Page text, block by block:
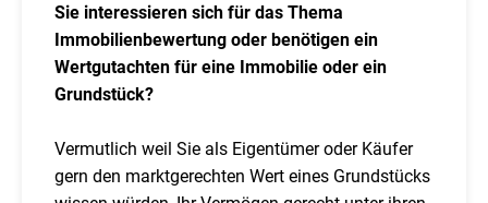
Sie interessieren sich für das Thema
Immobilienbewertung oder benötigen ein
Wertgutachten für eine Immobilie oder ein
Grundstück?
Vermutlich weil Sie als Eigentümer oder Käufer
gern den marktgerechten Wert eines Grundstücks